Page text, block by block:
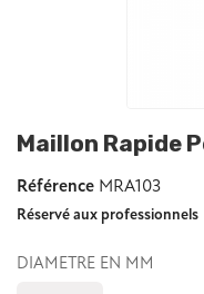
Maillon Rapide
Référence MRA103
Réservé aux professionnels
DIAMETRE EN MM